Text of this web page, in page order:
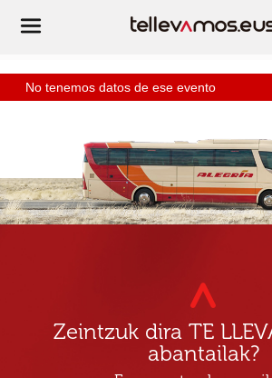
No tenemos datos de ese evento
Zeintzuk dira TE
abantailak?